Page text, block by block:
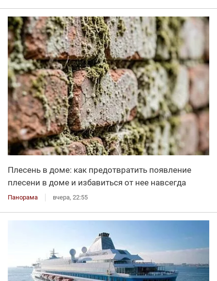
Плесень в доме: как предотвратить появление
плесени в доме и избавиться от нее навсегда
Панорама вчера, 22:55